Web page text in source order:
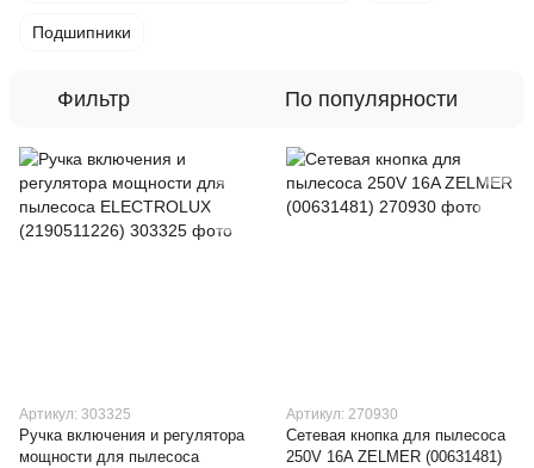
Подшипники
Фильтр По популярности
Артикул: 303325
Ручка включения и регулятора
мощности для пылесоса
Артикул: 270930
Сетевая кнопка для пылесоса
250V 16A ZELMER (00631481)